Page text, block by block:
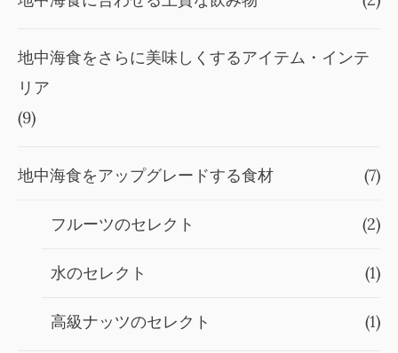
地中海食をさらに美味しくするアイテム・インテ
リア
(9)
地中海食をアップグレードする食材 (7)
フルーツのセレクト (2)
水のセレクト (1)
高級ナッツのセレクト (1)